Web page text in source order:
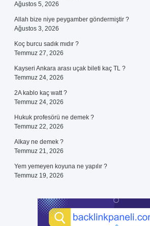
Ağustos 5, 2026
Allah bize niye peygamber göndermiştir ?
Ağustos 3, 2026
Koç burcu sadık mıdır ?
Temmuz 27, 2026
Kayseri Ankara arası uçak bileti kaç TL ?
Temmuz 24, 2026
2A kablo kaç watt ?
Temmuz 24, 2026
Hukuk profesörü ne demek ?
Temmuz 22, 2026
Alkay ne demek ?
Temmuz 21, 2026
Yem yemeyen koyuna ne yapılır ?
Temmuz 19, 2026